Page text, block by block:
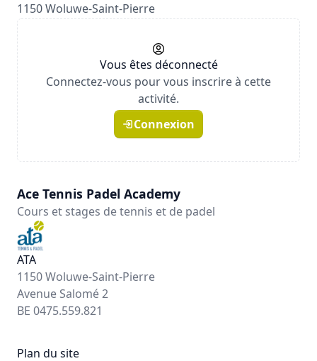
1150 Woluwe-Saint-Pierre
Vous êtes déconnecté
Connectez-vous pour vous inscrire à cette
activité.
Connexion
Ace Tennis Padel Academy
Cours et stages de tennis et de padel
ATA
1150 Woluwe-Saint-Pierre
Avenue Salomé 2
BE 0475.559.821
Plan du site